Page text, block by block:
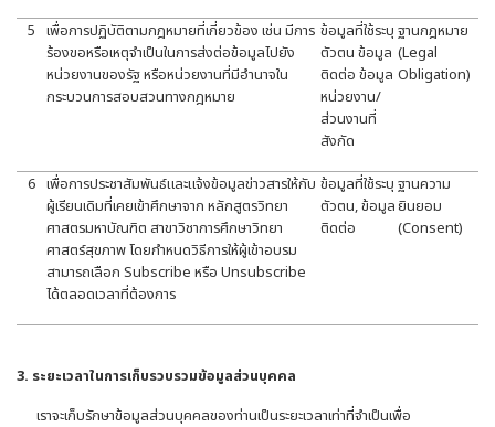
5 เพื่อการปฏิบัติตามกฎหมายที่เกี่ยวข้อง เช่น มีการ
ร้องขอหรือเหตุจำเป็นในการส่งต่อข้อมูลไปยัง
หน่วยงานของรัฐ หรือหน่วยงานที่มีอำนาจใน
กระบวนการสอบสวนทางกฎหมาย
ข้อมูลที่ใช้ระบุ
ตัวตน ข้อมูล
ติดต่อ ข้อมูล
หน่วยงาน/
ส่วนงานที่
สังกัด
ฐานกฎหมาย
(Legal
Obligation)
6 เพื่อการประชาสัมพันธ์และแจ้งข้อมูลข่าวสารให้กับ
ผู้เรียนเดิมที่เคยเข้าศึกษาจาก หลักสูตรวิทยา
ศาสตรมหาบัณฑิต สาขาวิชาการศึกษาวิทยา
ศาสตร์สุขภาพ โดยกำหนดวิธีการให้ผู้เข้าอบรม
สามารถเลือก Subscribe หรือ Unsubscribe
ได้ตลอดเวลาที่ต้องการ
ข้อมูลที่ใช้ระบุ
ตัวตน, ข้อมูล
ติดต่อ
ฐานความ
ยินยอม
(Consent)
3. ระยะเวลาในการเก็บรวบรวมข้อมูลส่วนบุคคล
เราจะเก็บรักษาข้อมูลส่วนบุคคลของท่านเป็นระยะเวลาเท่าที่จำเป็นเพื่อ